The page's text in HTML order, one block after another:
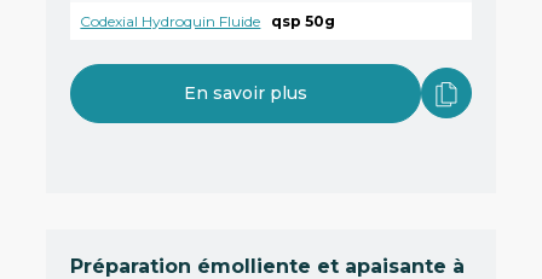
Codexial Hydroquin Fluide qsp 50g
En savoir plus
Préparation émolliente et apaisante à